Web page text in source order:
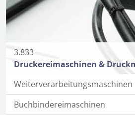
3.833
Druckereimaschinen &
Weiterverarbeitungsmaschinen
Buchbindereimaschinen